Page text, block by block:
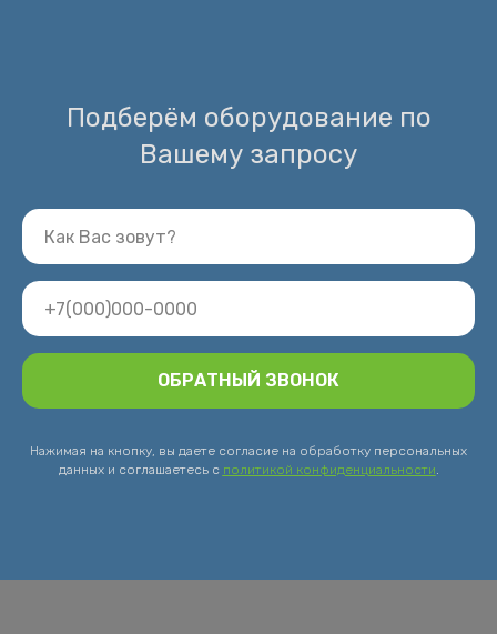
Подберём оборудование по
Вашему запросу
ОБРАТНЫЙ ЗВОНОК
Нажимая на кнопку, вы даете согласие на обработку персональных
данных и соглашаетесь c политикой конфиденциальности